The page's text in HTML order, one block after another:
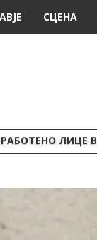
СЦЕНА
ЛИЦЕ